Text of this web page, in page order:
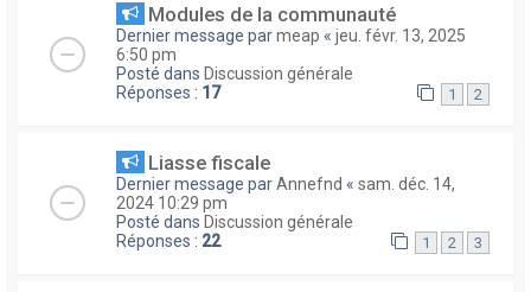
Modules de la communauté
Dernier message parmeap « jeu. févr. 13, 2025
6:50 pm
Posté dans Discussion générale
Réponses : 17 1 2
Liasse fiscale
Dernier message parAnnefnd « sam. déc. 14,
2024 10:29 pm
Posté dans Discussion générale
Réponses : 22 1 2 3